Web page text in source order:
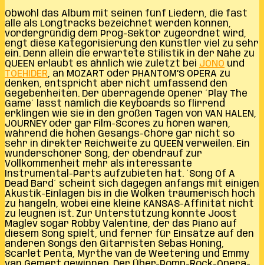
Obwohl das Album mit seinen fünf Liedern, die fast
alle als Longtracks bezeichnet werden können,
vordergründig dem Prog-Sektor zugeordnet wird,
engt diese Kategorisierung den Künstler viel zu sehr
ein. Denn allein die erwartete Stilistik in der Nähe zu
QUEEN erlaubt es ähnlich wie zuletzt bei JONO und
TOEHIDER, an MOZART oder PHANTOM’S OPERA zu
denken, entspricht aber nicht umfassend den
Gegebenheiten. Der überragende Opener ´Play The
Game´ lässt nämlich die Keyboards so flirrend
erklingen wie sie in den großen Tagen von VAN HALEN,
JOURNEY oder gar Film-Scores zu hören waren,
während die hohen Gesangs-Chöre gar nicht so
sehr in direkter Reichweite zu QUEEN verweilen. Ein
wunderschöner Song, der obendrauf zur
Vollkommenheit mehr als interessante
Instrumental-Parts aufzubieten hat. ´Song Of A
Dead Bard´ scheint sich dagegen anfangs mit einigen
Akustik-Einlagen bis in die Wolken träumerisch hoch
zu hangeln, wobei eine kleine KANSAS-Affinität nicht
zu leugnen ist. Zur Unterstützung konnte Joost
Maglev sogar Robby Valentine, der das Piano auf
diesem Song spielt, und ferner für Einsätze auf den
anderen Songs den Gitarristen Sebas Honing,
Scarlet Penta, Myrthe van de Weetering und Emmy